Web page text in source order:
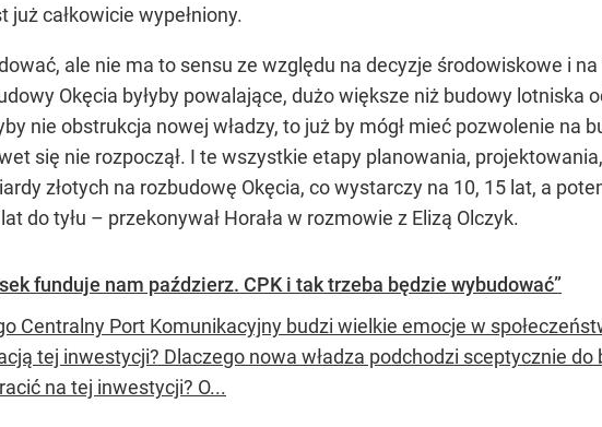
całkowicie wypełniony.
ale nie ma to sensu ze względu na decyzje środowiskowe i
Okęcia byłyby powalające, dużo większe niż budowy lotniska
nie obstrukcja nowej władzy, to już by mógł mieć pozwolenie na
się nie rozpoczął. I te wszystkie etapy planowania,
złotych na rozbudowę Okęcia, co wystarczy na 10, 15 lat, a
do tyłu – przekonywał Horała w rozmowie z Elizą Olczyk.
funduje nam paździerz. CPK i tak trzeba będzie wybudować”
Centralny Port Komunikacyjny budzi wielkie emocje w
tej inwestycji? Dlaczego nowa władza podchodzi sceptycznie do
na tej inwestycji? O...